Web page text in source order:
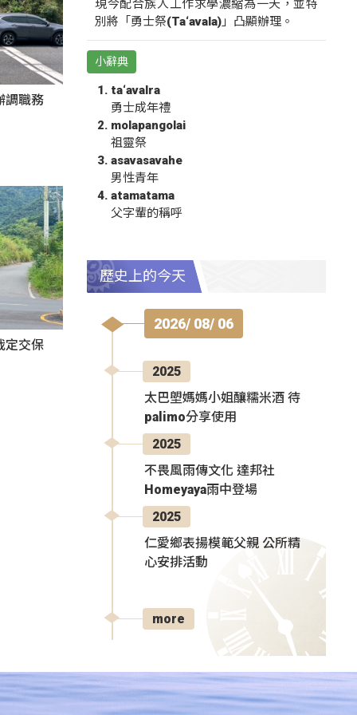
調職務
定交保
現今配合族人工作求學濃縮為一天，並特
別將「勇士祭(Ta‘avala)」凸顯辦理。
小辭典
ta‘avalra
勇士成年禮
molapangolai
祖靈祭
asavasavahe
男性青年
atamatama
父字輩的稱呼
歷史上的今天
2026/ 08/ 06
2025
太巴塱媽媽小姐釀糯米酒 待
palimo分享使用
2025
不畏風雨傳文化 達邦社
Homeyaya雨中登場
2025
仁愛鄉表揚模範父親 公所精
心安排活動
more